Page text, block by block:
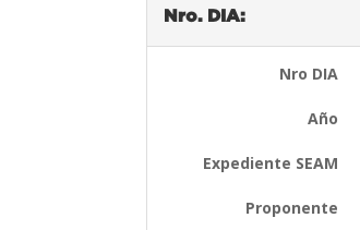
Nro. DIA:
Nro DIA
Año
Expediente SEAM
Proponente